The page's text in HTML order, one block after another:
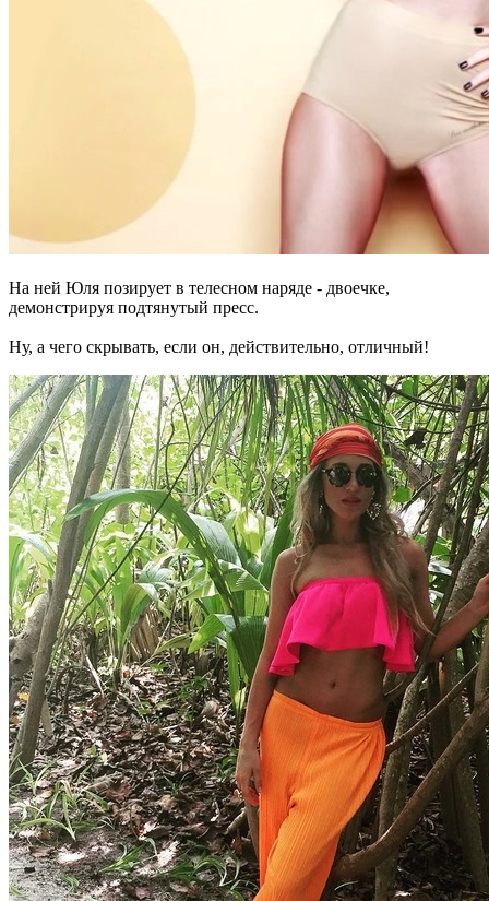
На ней Юля позирует в телесном наряде - двоечке,
демонстрируя подтянутый пресс.
Ну, а чего скрывать, если он, действительно, отличный!